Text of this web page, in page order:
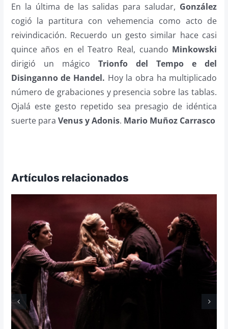
En la última de las salidas para saludar, González
cogió la partitura con vehemencia como acto de
reivindicación. Recuerdo un gesto similar hace casi
quince años en el Teatro Real, cuando Minkowski
dirigió un mágico Trionfo del Tempo e del
Disinganno de Handel. Hoy la obra ha multiplicado
número de grabaciones y presencia sobre las tablas.
Ojalá este gesto repetido sea presagio de idéntica
suerte para Venus y Adonis. Mario Muñoz Carrasco
Artículos relacionados